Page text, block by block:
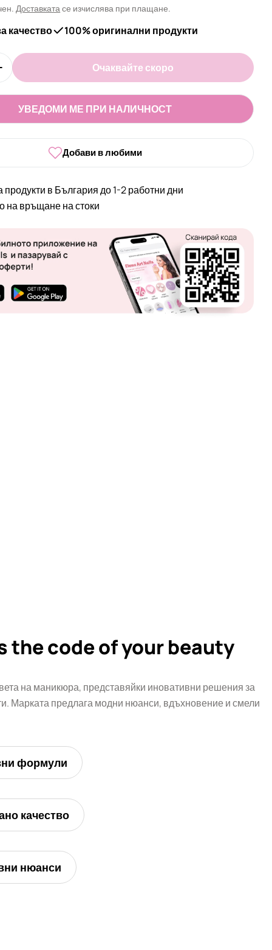
Доставкатасе изчислява при плащане.
качество 100% оригинални продукти
за Гел лак &quot;DNKa&quot; #0101
количеството за Гел лак
Очаквайте скоро
УВЕДОМИ МЕ ПРИ НАЛИЧНОСТ
Добави в любими
продукти в България до 1-2 работни дни
на връщане на стоки
the code of your beauty
на маникюра, представяйки иновативни решения за
Марката предлага модни нюанси, вдъхновение и смели
формули
качество
нюанси